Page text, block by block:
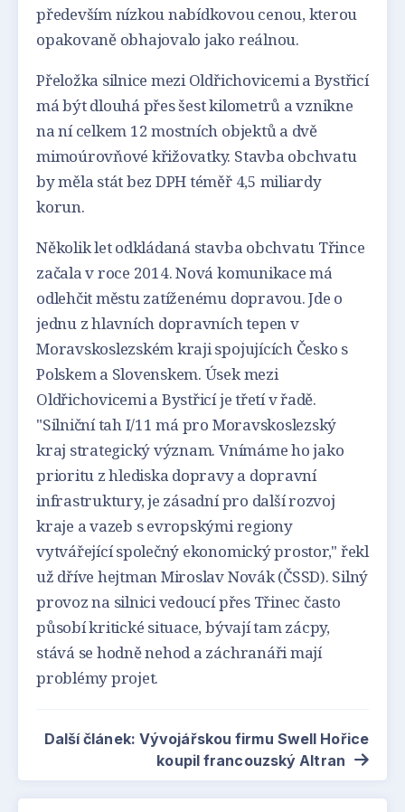
především nízkou nabídkovou cenou, kterou
opakovaně obhajovalo jako reálnou.
Přeložka silnice mezi Oldřichovicemi a Bystřicí
má být dlouhá přes šest kilometrů a vznikne
na ní celkem 12 mostních objektů a dvě
mimoúrovňové křižovatky. Stavba obchvatu
by měla stát bez DPH téměř 4,5 miliardy
korun.
Několik let odkládaná stavba obchvatu Třince
začala v roce 2014. Nová komunikace má
odlehčit městu zatíženému dopravou. Jde o
jednu z hlavních dopravních tepen v
Moravskoslezském kraji spojujících Česko s
Polskem a Slovenskem. Úsek mezi
Oldřichovicemi a Bystřicí je třetí v řadě.
"Silniční tah I/11 má pro Moravskoslezský
kraj strategický význam. Vnímáme ho jako
prioritu z hlediska dopravy a dopravní
infrastruktury, je zásadní pro další rozvoj
kraje a vazeb s evropskými regiony
vytvářející společný ekonomický prostor," řekl
už dříve hejtman Miroslav Novák (ČSSD). Silný
provoz na silnici vedoucí přes Třinec často
působí kritické situace, bývají tam zácpy,
stává se hodně nehod a záchranáři mají
problémy projet.
Další článek: Vývojářskou firmu Swell Hořice
koupil francouzský Altran